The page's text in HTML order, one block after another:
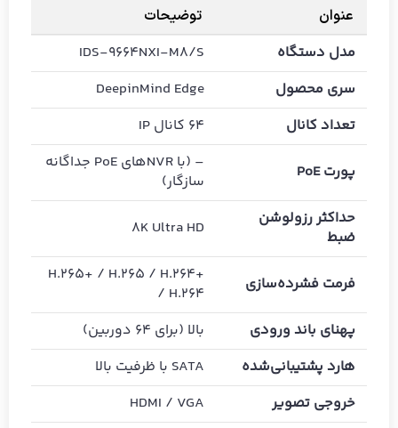
عنوان توضیحات
مدل دستگاه
IDS-9664NXI-M8/S
سری محصول
DeepinMind Edge
تعداد کانال
64 کانال IP
پورت PoE
– (با NVRهای PoE جداگانه
سازگار)
حداکثر رزولوشن
ضبط
8K Ultra HD
فرمت فشرده‌سازی
H.265+ / H.265 / H.264+
/ H.264
پهنای باند ورودی
بالا (برای 64 دوربین)
هارد پشتیبانی‌شده
SATA با ظرفیت بالا
خروجی تصویر
HDMI / VGA